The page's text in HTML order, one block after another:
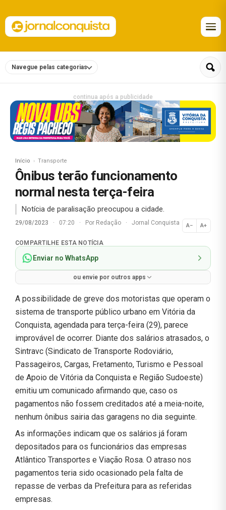
Navegue pelas categorias
continua após a publicidade
Início Transporte
Ônibus terão funcionamento
normal nesta terça-feira
Notícia de paralisação preocupou a cidade.
29/08/2023 · 07:20 · Por Redação · Jornal Conquista A− A+
Normal
COMPARTILHE ESTA NOTÍCIA
Enviar no WhatsApp
ou envie por outros apps
A possibilidade de greve dos motoristas que operam o
sistema de transporte público urbano em Vitória da
Conquista, agendada para terça-feira (29), parece
improvável de ocorrer. Diante dos salários atrasados, o
Sintravc (Sindicato de Transporte Rodoviário,
Passageiros, Cargas, Fretamento, Turismo e Pessoal
de Apoio de Vitória da Conquista e Região Sudoeste)
emitiu um comunicado afirmando que, caso os
pagamentos não fossem creditados até a meia-noite,
nenhum ônibus sairia das garagens no dia seguinte.
As informações indicam que os salários já foram
depositados para os funcionários das empresas
Atlântico Transportes e Viação Rosa. O atraso nos
pagamentos teria sido ocasionado pela falta de
repasse de verbas da Prefeitura para as referidas
empresas.